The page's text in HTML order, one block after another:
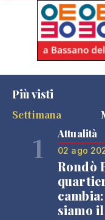
Più visti
Settimana
1 Attualità
02 ago
Rondò
siamo